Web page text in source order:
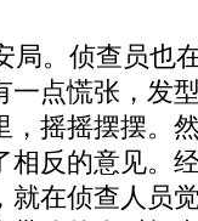
。侦查员也
一点慌张，发
，摇摇摆摆。
反的意见。
在侦查人员